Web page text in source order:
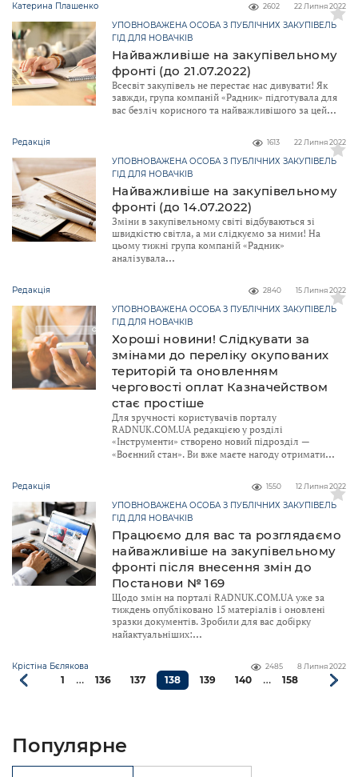
Катерина Плашенко 2602 22 Липня 2022
Найважливіше на закупівельному
фронті (до 21.07.2022)
УПОВНОВАЖЕНА ОСОБА З ПУБЛІЧНИХ ЗАКУПІВЕЛЬ
ГІД ДЛЯ НОВАЧКІВ
Всесвіт закупівель не перестає нас дивувати! Як
завжди, група компаній «Радник» підготувала для
вас безліч корисного та найважливішого за цей
Редакція 1613 22 Липня 2022
Найважливіше на закупівельному
фронті (до 14.07.2022)
УПОВНОВАЖЕНА ОСОБА З ПУБЛІЧНИХ ЗАКУПІВЕЛЬ
ГІД ДЛЯ НОВАЧКІВ
Зміни в закупівельному світі відбуваються зі
швидкістю світла, а ми слідкуємо за ними! На
цьому тижні група компаній «Радник»
аналізувала
Редакція 2840 15 Липня 2022
Хороші новини! Слідкувати за
змінами до переліку окупованих
територій та оновленням
черговості оплат Казначейством
стає простіше
УПОВНОВАЖЕНА ОСОБА З ПУБЛІЧНИХ ЗАКУПІВЕЛЬ
ГІД ДЛЯ НОВАЧКІВ
Для зручності користувачів порталу
RADNUK.COM.UA редакцією у розділі
«Інструменти» створено новий підрозділ —
«Воєнний стан». Ви вже маєте нагоду отримати
Редакція 1550 12 Липня 2022
Працюємо для вас та розглядаємо
найважливіше на закупівельному
фронті після внесення змін до
Постанови № 169
УПОВНОВАЖЕНА ОСОБА З ПУБЛІЧНИХ ЗАКУПІВЕЛЬ
ГІД ДЛЯ НОВАЧКІВ
Щодо змін на порталі RADNUK.COM.UA уже за
тиждень опубліковано 15 матеріалів і оновлені
зразки документів. Зробили для вас добірку
найактуальніших:
Крістіна Бєлякова 2485 8 Липня 2022
1 … 136 137 138 139 140 … 158
Популярне